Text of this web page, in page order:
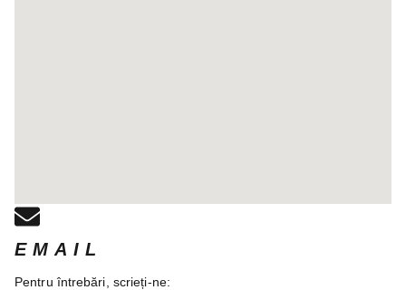
EMAIL
Pentru întrebări, scrieți-ne: